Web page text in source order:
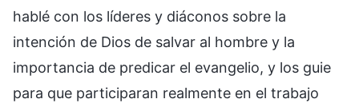
hablé con los líderes y diáconos sobre la
intención de Dios de salvar al hombre y la
importancia de predicar el evangelio, y los guie
para que participaran realmente en el trabajo